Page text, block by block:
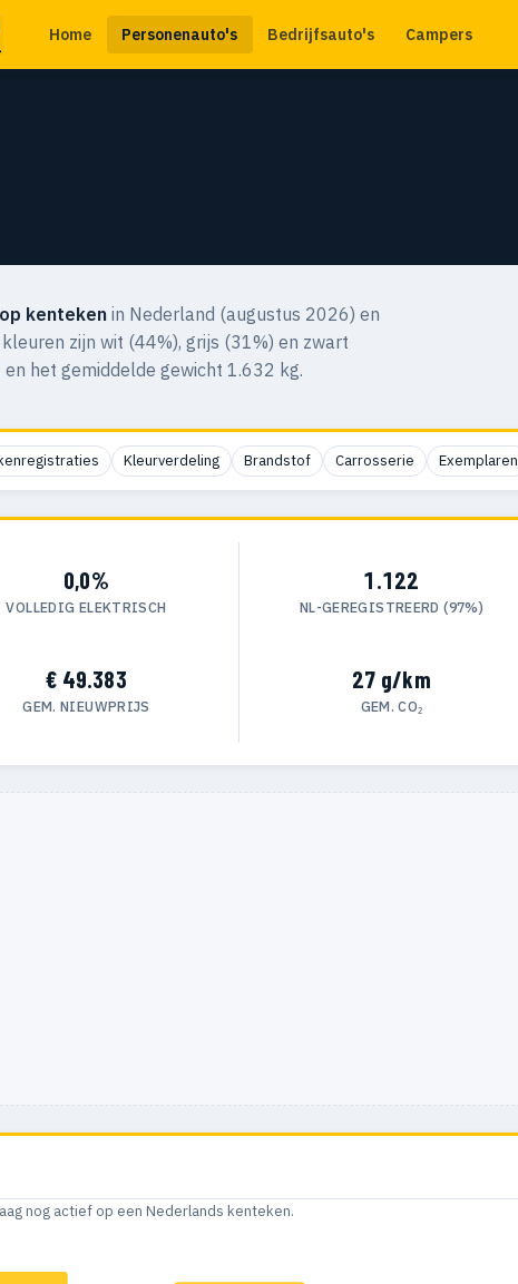
Home Personenauto's Bedrijfsauto's Campers
kentekenin Nederland (augustus 2026) en
zijn wit (44%), grijs (31%) en zwart
het gemiddelde gewicht 1.632 kg.
Kleurverdeling Brandstof Carrosserie Exemplaren
0,0%
VOLLEDIG ELEKTRISCH
1.122
NL-GEREGISTREERD (97%)
€ 49.383
GEM. NIEUWPRIJS
27 g/km
GEM. CO₂
nog actief op een Nederlands kenteken.